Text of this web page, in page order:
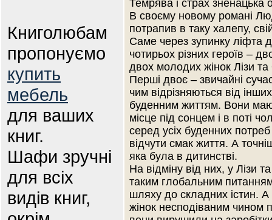
Книголюбам
пропонуємо
купить
мебель
для ваших
книг.
Шафи зручні
для всіх
видів книг,
Темрява і страх
В своєму новому романі
потрапив в таку халепу,
Саме через зупинку ліфта
чотирьох різних героїв –
двох молодих жінок Лізи та
Перші двоє – звичайні
чим відрізняються від
буденним життям. Вони
місце під сонцем і в поті
серед усіх буденних
відчути смак життя. А
яка була в дитинстві.
На відміну від них, у Лізи
таким глобальним
шляху до складних істин.
жінок несподіваним чином